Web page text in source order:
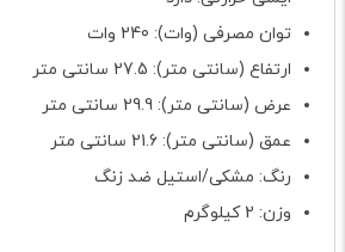
توان مصرفی (وات): 240 وات
ارتفاع (سانتی متر): 27.5 سانتی متر
عرض (سانتی متر): 29.9 سانتی متر
عمق (سانتی متر): 21.6 سانتی متر
رنگ: مشکی/استیل ضد زنگ
وزن: 2 کیلوگرم